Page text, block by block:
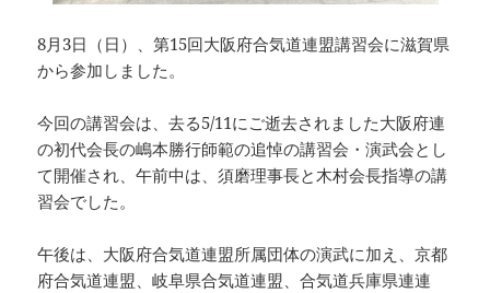
8月3日（日）、第15回大阪府合気道連盟講習会に滋賀県
から参加しました。
今回の講習会は、去る5/11にご逝去されました大阪府連
の初代会長の嶋本勝行師範の追悼の講習会・演武会とし
て開催され、午前中は、須磨理事長と木村会長指導の講
習会でした。
午後は、大阪府合気道連盟所属団体の演武に加え、京都
府合気道連盟、岐阜県合気道連盟、合気道兵庫県連連